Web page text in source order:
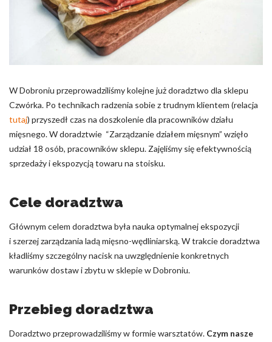
W Dobroniu przeprowadziliśmy kolejne już doradztwo dla sklepu
Czwórka. Po technikach radzenia sobie z trudnym klientem (relacja
tutaj) przyszedł czas na doszkolenie dla pracowników działu
mięsnego. W doradztwie “Zarządzanie działem mięsnym” wzięło
udział 18 osób, pracowników sklepu. Zajęliśmy się efektywnością
sprzedaży i ekspozycją towaru na stoisku.
Cele doradztwa
Głównym celem doradztwa była nauka optymalnej ekspozycji
i szerzej zarządzania ladą mięsno-wędliniarską. W trakcie doradztwa
kładliśmy szczególny nacisk na uwzględnienie konkretnych
warunków dostaw i zbytu w sklepie w Dobroniu.
Przebieg doradztwa
Doradztwo przeprowadziliśmy w formie warsztatów. Czym nasze
zapamiętanie informacji, które zmieniają wygląd lub
funkcjonowanie strony, np. preferowany język lub region, w
którym znajduje się użytkownik.
Statystyczne pliki cookie pomagają właścicielem stron
internetowych zrozumieć, w jaki sposób różni użytkownicy
zachowują się na stronie, gromadząc i zgłaszając anonimowe
informacje.
Marketing
użytkowników na stronach internetowych. Celem jest
wyświetlanie reklam, które są istotne i interesujące dla
poszczególnych użytkowników i tym samym bardziej cenne dla
Nieklasyfikowane
klasyfikowania, wraz z dostawcami poszczególnych ciasteczek.